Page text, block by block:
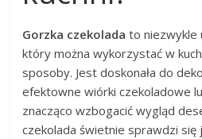
Gorzka czekolada to niezwykle
który można wykorzystać w
sposoby. Jest doskonała do
efektowne wiórki czekoladowe
znacząco wzbogacić wygląd
czekolada świetnie sprawdzi się